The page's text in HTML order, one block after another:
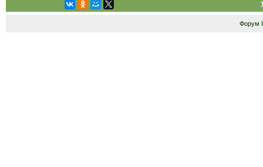
Форум